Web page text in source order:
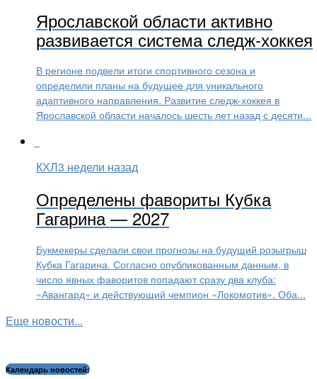
Ярославской области активно
развивается система следж-хоккея
В регионе подвели итоги спортивного сезона и
определили планы на будущее для уникального
адаптивного направления. Развитие следж-хоккея в
Ярославской области началось шесть лет назад с десяти...
КХЛ3 недели назад
Определены фавориты Кубка
Гагарина — 2027
Букмекеры сделали свои прогнозы на будущий розыгрыш
Кубка Гагарина. Согласно опубликованным данным, в
число явных фаворитов попадают сразу два клуба:
«Авангард» и действующий чемпион «Локомотив». Оба...
Еще новости...
Календарь новостей: